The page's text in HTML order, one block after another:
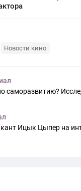
Новости кино
саморазвитию?
Ицык Цыпер на